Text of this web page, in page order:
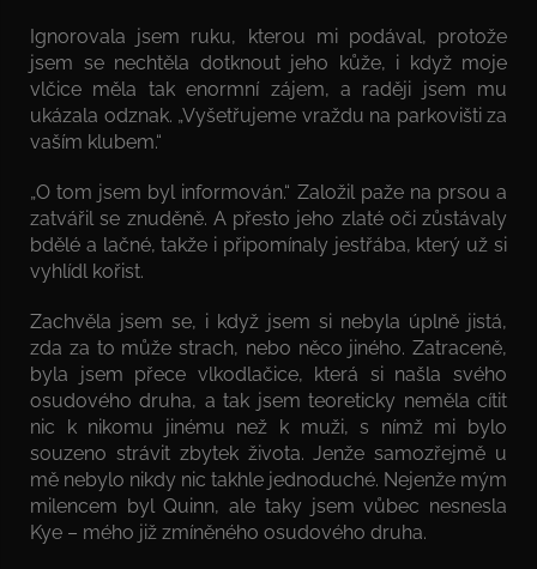
Ignorovala jsem ruku, kterou mi podával, protože
jsem se nechtěla dotknout jeho kůže, i když moje
vlčice měla tak enormní zájem, a raději jsem mu
ukázala odznak. „Vyšetřujeme vraždu na parkovišti za
vaším klubem.“
„O tom jsem byl informován.“ Založil paže na prsou a
zatvářil se znuděně. A přesto jeho zlaté oči zůstávaly
bdělé a lačné, takže i připomínaly jestřába, který už si
vyhlídl kořist.
Zachvěla jsem se, i když jsem si nebyla úplně jistá,
zda za to může strach, nebo něco jiného. Zatraceně,
byla jsem přece vlkodlačice, která si našla svého
osudového druha, a tak jsem teoreticky neměla cítit
nic k nikomu jinému než k muži, s nímž mi bylo
souzeno strávit zbytek života. Jenže samozřejmě u
mě nebylo nikdy nic takhle jednoduché. Nejenže mým
milencem byl Quinn, ale taky jsem vůbec nesnesla
Kye – mého již zmíněného osudového druha.